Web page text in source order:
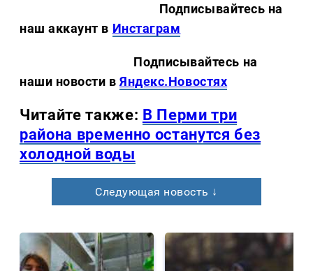
Подписывайтесь на
наш аккаунт в Инстаграм
Подписывайтесь на
наши новости вЯндекс.Новостях
Читайте также: В Перми три
района временно останутся без
холодной воды
Следующая новость ↓